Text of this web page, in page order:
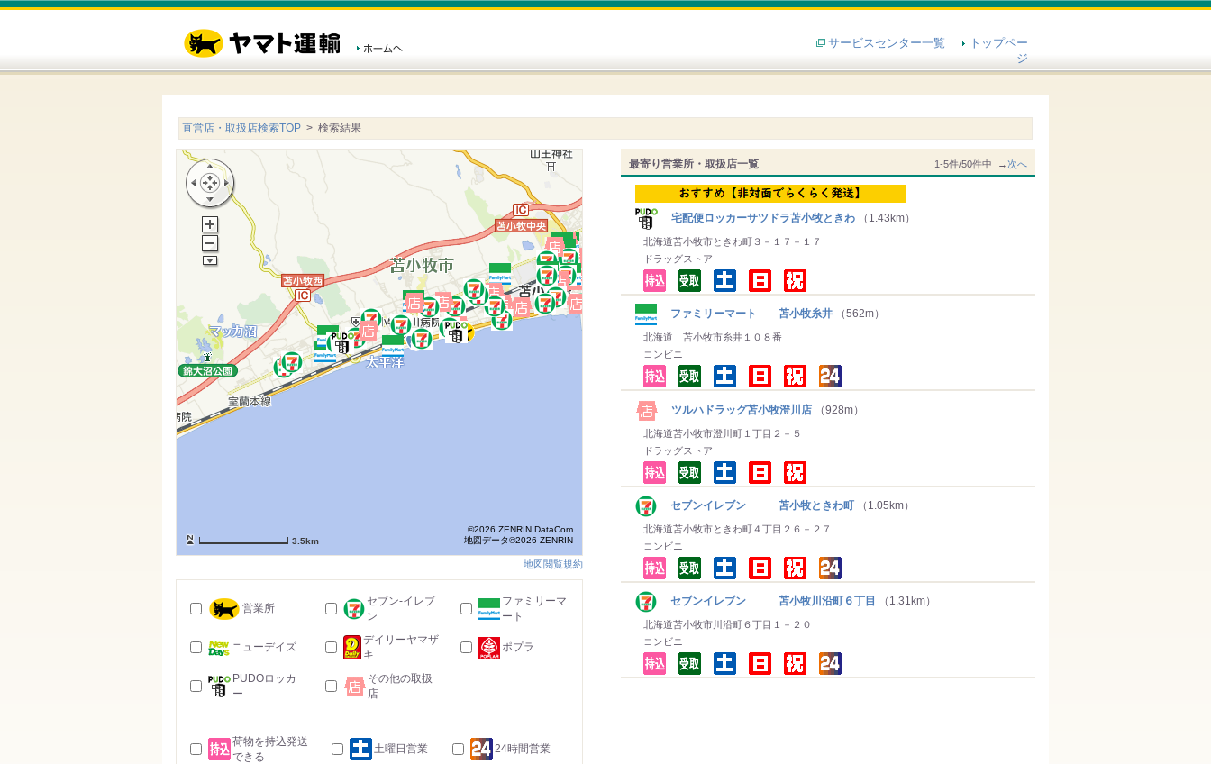
サービスセンター一覧
トップペー
ジ
直営店・取扱店検索TOP > 検索結果
最寄り営業所・取扱店一覧 1-5件/50件中 →次へ
宅配便ロッカーサツドラ苫小牧ときわ （1.43km）
北海道苫小牧市ときわ町３－１７－１７
ドラッグストア
ファミリーマート 苫小牧糸井 （562m）
北海道 苫小牧市糸井１０８番
コンビニ
ツルハドラッグ苫小牧澄川店 （928m）
北海道苫小牧市澄川町１丁目２－５
ドラッグストア
セブンイレブン 苫小牧ときわ町 （1.05km）
北海道苫小牧市ときわ町４丁目２６－２７
コンビニ
セブンイレブン 苫小牧川沿町６丁目 （1.31km）
北海道苫小牧市川沿町６丁目１－２０
コンビニ
3.5km
©2026 ZENRIN DataCom
地図データ©2026 ZENRIN
地図閲覧規約
営業所
セブン-イレブ
ン
ファミリーマ
ート
ニューデイズ
デイリーヤマザ
キ
ポプラ
PUDOロッカ
ー
その他の取扱
店
荷物を持込発送
できる
土曜日営業 24時間営業